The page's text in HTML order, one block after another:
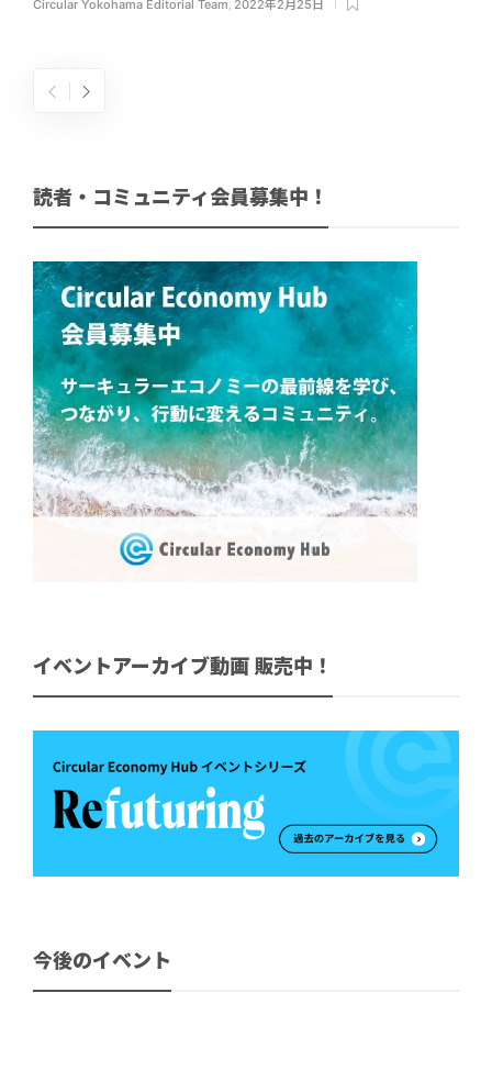
Circular Yokohama Editorial Team 2022年2月25日
読者・コミュニティ会員募集中！
イベントアーカイブ動画 販売中！
今後のイベント